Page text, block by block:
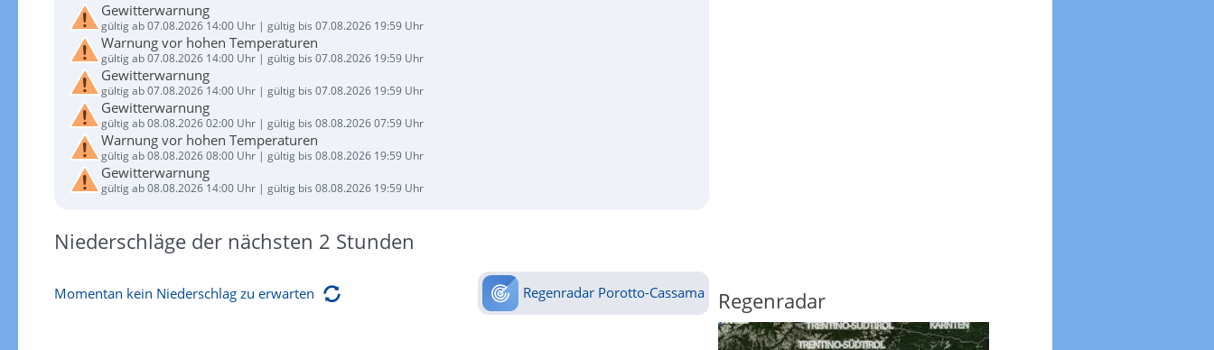
Gewitterwarnung
gültig ab 07.08.2026 14:00 Uhr | gültig bis 07.08.2026 19:59 Uhr
Warnung vor hohen Temperaturen
gültig ab 07.08.2026 14:00 Uhr | gültig bis 07.08.2026 19:59 Uhr
Gewitterwarnung
gültig ab 07.08.2026 14:00 Uhr | gültig bis 07.08.2026 19:59 Uhr
Gewitterwarnung
gültig ab 08.08.2026 02:00 Uhr | gültig bis 08.08.2026 07:59 Uhr
Warnung vor hohen Temperaturen
gültig ab 08.08.2026 08:00 Uhr | gültig bis 08.08.2026 19:59 Uhr
Gewitterwarnung
gültig ab 08.08.2026 14:00 Uhr | gültig bis 08.08.2026 19:59 Uhr
Niederschläge der nächsten 2 Stunden
Momentan kein Niederschlag zu erwarten Regenradar Porotto-Cassama Regenradar